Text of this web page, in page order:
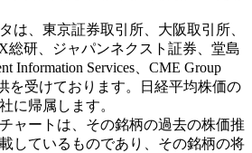
は、東京証券取引所、大阪取引所、
総研、ジャパンネクスト証券、堂島
Information Services、CME Group
を受けております。日経平均株価の
に帰属します。
ャートは、その銘柄の過去の株価推
しているものであり、その銘柄の将